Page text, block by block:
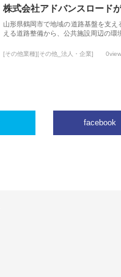
株式会社アドバンスロード
山形県鶴岡市で地域の道路基盤を支
える道路整備から、公共施設周辺の
[その他業種][その他_法人・企業]
facebook